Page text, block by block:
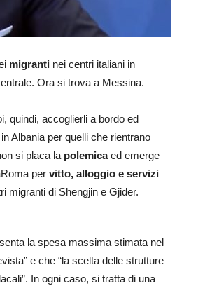
migranti nei centri italiani in
Ora si trova a Messina.
quindi, accoglierli a bordo ed
Albania per quelli che rientrano
si placa la polemicaed emerge
per vitto, alloggio e servizi
migranti di Shengjin e Gjider.
la spesa massima stimata nel
e che “la scelta delle strutture
In ogni caso, si tratta di una